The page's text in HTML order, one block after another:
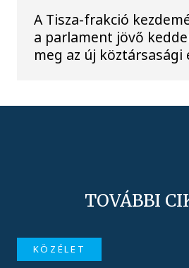
A Tisza-frakció
a parlament jövő
meg az új köztársasági
TOVÁBBI
KÖZÉLET